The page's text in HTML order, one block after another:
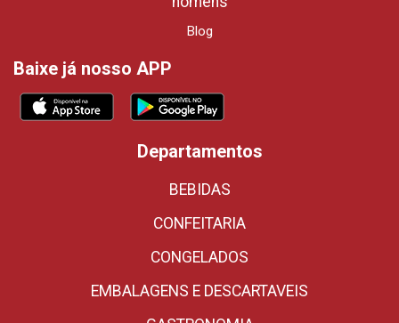
Blog
Baixe já nosso APP
Departamentos
BEBIDAS
CONFEITARIA
CONGELADOS
EMBALAGENS E DESCARTAVEIS